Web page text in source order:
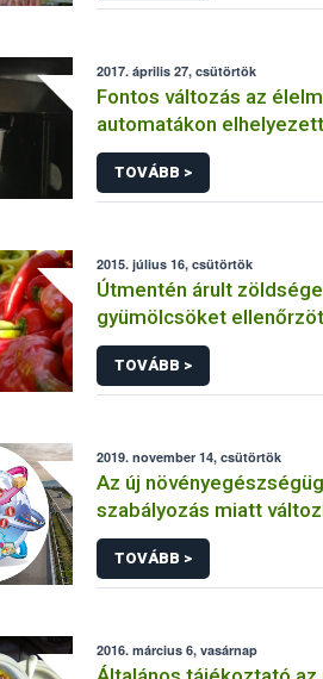
határozatáról
2017. április 27, csütörtök
Fontos változás az
automatákon
jelölésekben
TOVÁBB >
2015. július 16, csütörtök
Útmentén árult
gyümölcsöket
TOVÁBB >
2019. november 14, csütörtök
Az új
szabályozás miatt
vállalkozók nyilvántartási
kötelezettsége
TOVÁBB >
2016. március 6, vasárnap